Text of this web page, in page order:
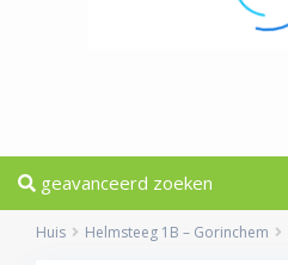
geavanceerd zoeken
Huis Helmsteeg 1B – Gorinchem